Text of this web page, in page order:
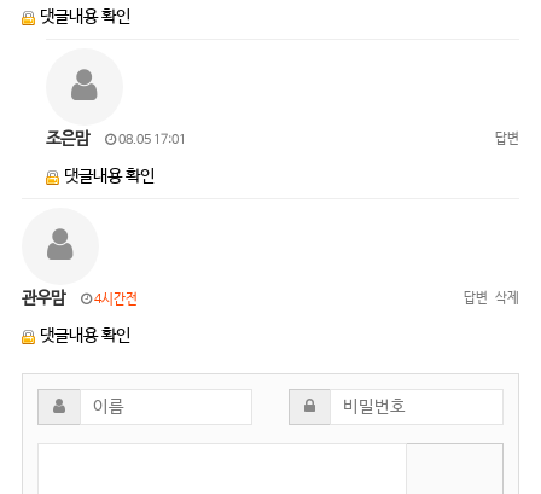
댓글내용 확인
조은맘 08.05 17:01 답변
댓글내용 확인
관우맘 4시간전 답변 삭제
댓글내용 확인